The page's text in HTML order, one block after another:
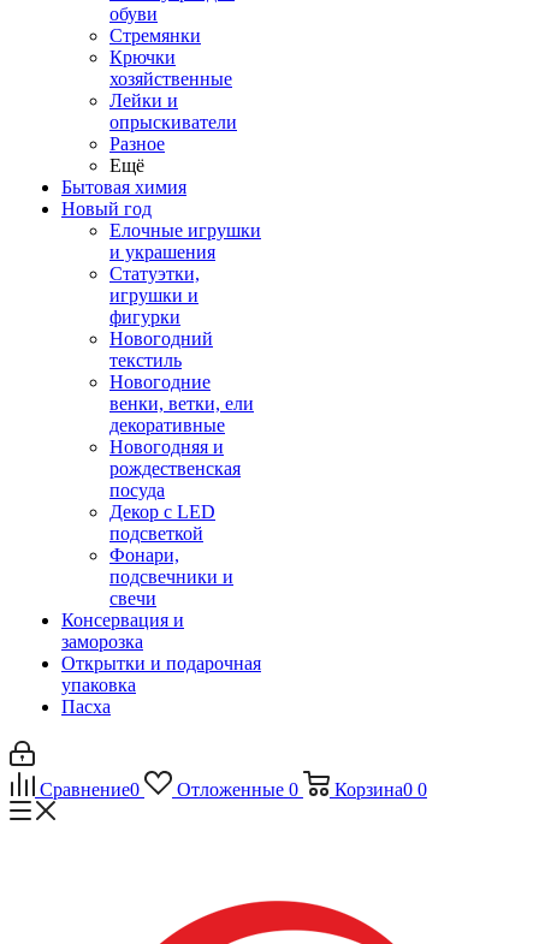
обуви
Стремянки
Крючки
хозяйственные
Лейки и
опрыскиватели
Разное
Ещё
Бытовая химия
Новый год
Елочные игрушки
и украшения
Статуэтки,
игрушки и
фигурки
Новогодний
текстиль
Новогодние
венки, ветки, ели
декоративные
Новогодняя и
рождественская
посуда
Декор с LED
подсветкой
Фонари,
подсвечники и
свечи
Консервация и
заморозка
Открытки и подарочная
упаковка
Пасха
Сравнение0 Отложенные 0 Корзина0 0